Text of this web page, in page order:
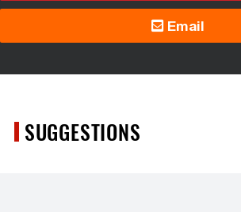
Email
SUGGESTIONS